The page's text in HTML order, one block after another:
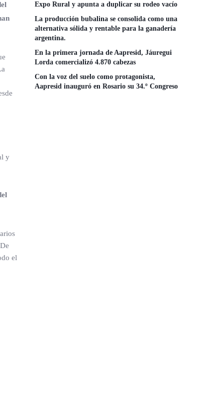
y
el
Expo Rural y apunta a duplicar su rodeo vacío
La producción bubalina se consolida como una
alternativa sólida y rentable para la ganadería
argentina.
En la primera jornada de Aapresid, Jáuregui
Lorda comercializó 4.870 cabezas
Con la voz del suelo como protagonista,
Aapresid inauguró en Rosario su 34.º Congreso